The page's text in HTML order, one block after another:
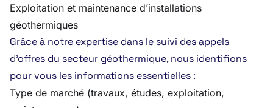
Exploitation et maintenance d’installations
géothermiques
Grâce à notre expertise dans le suivi des appels
d’offres du secteur géothermique, nous identifions
pour vous les informations essentielles :
Type de marché (travaux, études, exploitation,